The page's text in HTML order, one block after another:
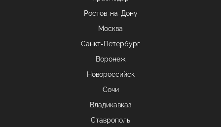
Ростов-на-Дону
Москва
Санкт-Петербург
Воронеж
Новороссийск
Сочи
Владикавказ
Ставрополь